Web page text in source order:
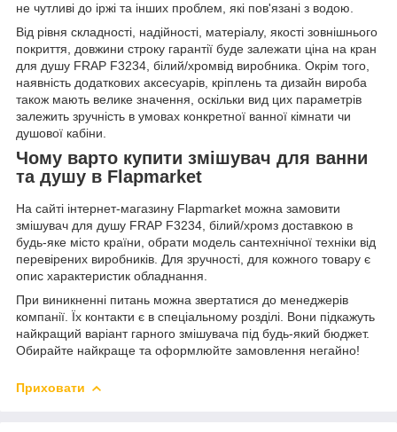
не чутливі до іржі та інших проблем, які пов'язані з водою.
Від рівня складності, надійності, матеріалу, якості зовнішнього
покриття, довжини строку гарантії буде залежати ціна на кран
для душу FRAP F3234, білий/хромвід виробника. Окрім того,
наявність додаткових аксесуарів, кріплень та дизайн вироба
також мають велике значення, оскільки вид цих параметрів
залежить зручність в умовах конкретної ванної кімнати чи
душової кабіни.
Чому варто купити змішувач для ванни
та душу в Flapmarket
На сайті інтернет-магазину Flapmarket можна замовити
змішувач для душу FRAP F3234, білий/хромз доставкою в
будь-яке місто країни, обрати модель сантехнічної техніки від
перевірених виробників. Для зручності, для кожного товару є
опис характеристик обладнання.
При виникненні питань можна звертатися до менеджерів
компанії. Їх контакти є в спеціальному розділі. Вони підкажуть
найкращий варіант гарного змішувача під будь-який бюджет.
Обирайте найкраще та оформлюйте замовлення негайно!
Приховати